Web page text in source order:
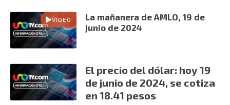
VIDEO
La mañanera de AMLO, 19 de
junio de 2024
El precio del dólar: hoy 19
de junio de 2024, se cotiza
en 18.41 pesos